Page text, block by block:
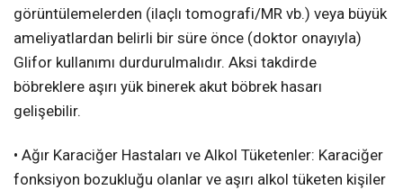
görüntülemelerden (ilaçlı tomografi/MR vb.) veya büyük
ameliyatlardan belirli bir süre önce (doktor onayıyla)
Glifor kullanımı durdurulmalıdır. Aksi takdirde
böbreklere aşırı yük binerek akut böbrek hasarı
gelişebilir.
• Ağır Karaciğer Hastaları ve Alkol Tüketenler: Karaciğer
fonksiyon bozukluğu olanlar ve aşırı alkol tüketen kişiler